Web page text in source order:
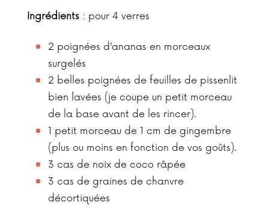
Ingrédients: pour 4 verres
2 poignées d’ananas en morceaux
surgelés
2 belles poignées de feuilles de pissenlit
bien lavées (je coupe un petit morceau
de la base avant de les rincer).
1 petit morceau de 1 cm de gingembre
(plus ou moins en fonction de vos goûts).
3 cas de noix de coco râpée
3 cas de graines de chanvre
décortiquées